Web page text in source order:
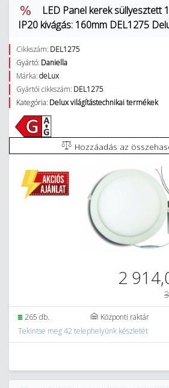
LED Panel kerek süllyesztett
IP20 kivágás: 160mm DEL1275
Cikkszám: DEL1275
Gyártó: Daniella
Márka:deLux
Gyártói cikkszám: DEL1275
Kategória: Delux világítástechnikai termékek
Hozzáadás az
2
265 db. Központi raktár
Tekintse meg 42 telephelyünk készletét